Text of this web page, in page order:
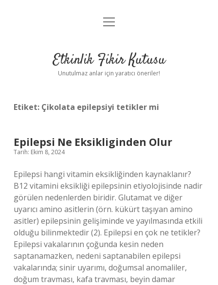
Anasayfa
Yasal Uyarı
menüyü
Etkinlik Fikir Kutusu
Unutulmaz anlar için yaratıcı öneriler!
Etiket: Çikolata epilepsiyi tetikler mi
Epilepsi Ne Eksikliginden Olur
Tarih: Ekim 8, 2024
Epilepsi hangi vitamin eksikliğinden kaynaklanır?
B12 vitamini eksikliği epilepsinin etiyolojisinde nadir
görülen nedenlerden biridir. Glutamat ve diğer
uyarıcı amino asitlerin (örn. kükürt taşıyan amino
asitler) epilepsinin gelişiminde ve yayılmasında etkili
olduğu bilinmektedir (2). Epilepsi en çok ne tetikler?
Epilepsi vakalarının çoğunda kesin neden
saptanamazken, nedeni saptanabilen epilepsi
vakalarında; sinir uyarımı, doğumsal anomaliler,
doğum travması, kafa travması, beyin damar